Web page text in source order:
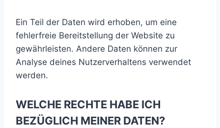
Ein Teil der Daten wird erhoben, um eine
fehlerfreie Bereitstellung der Website zu
gewährleisten. Andere Daten können zur
Analyse deines Nutzerverhaltens verwendet
werden.
WELCHE RECHTE HABE ICH
BEZÜGLICH MEINER DATEN?